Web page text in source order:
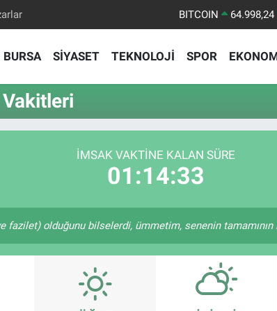
BITCOIN 64.998,24
EURO
55,2510
BURSA SİYASET TEKNOLOJİ SPOR
İMSAK VAKTINE KALAN SÜRE
01:14:32
fazilet) olduğunu bilselerdi, ümmetim, senenin